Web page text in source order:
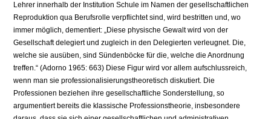
Lehrer innerhalb der Institution Schule im Namen der gesellschaftlichen
Reproduktion qua Berufsrolle verpflichtet sind, wird bestritten und, wo
immer möglich, dementiert: „Diese physische Gewalt wird von der
Gesellschaft delegiert und zugleich in den Delegierten verleugnet. Die,
welche sie ausüben, sind Sündenböcke für die, welche die Anordnung
treffen.“ (Adorno 1965: 663) Diese Figur wird vor allem aufschlussreich,
wenn man sie professionalisierungstheoretisch diskutiert. Die
Professionen beziehen ihre gesellschaftliche Sonderstellung, so
argumentiert bereits die klassische Professionstheorie, insbesondere